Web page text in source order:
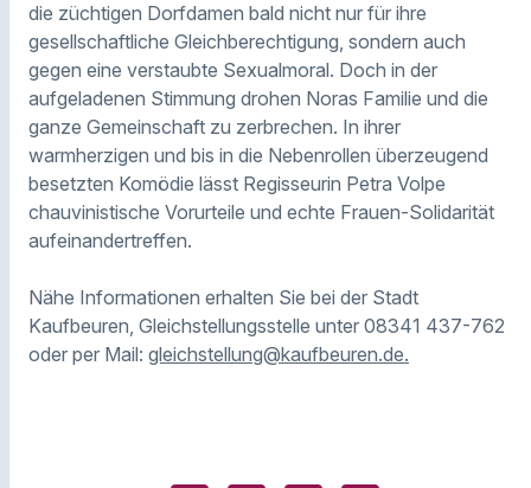
die züchtigen Dorfdamen bald nicht nur für ihre
gesellschaftliche Gleichberechtigung, sondern auch
gegen eine verstaubte Sexualmoral. Doch in der
aufgeladenen Stimmung drohen Noras Familie und die
ganze Gemeinschaft zu zerbrechen. In ihrer
warmherzigen und bis in die Nebenrollen überzeugend
besetzten Komödie lässt Regisseurin Petra Volpe
chauvinistische Vorurteile und echte Frauen-Solidarität
aufeinandertreffen.
Nähe Informationen erhalten Sie bei der Stadt
Kaufbeuren, Gleichstellungsstelle unter 08341 437-762
oder per Mail: gleichstellung@kaufbeuren.de.